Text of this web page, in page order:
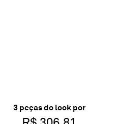
3peçasdo look por